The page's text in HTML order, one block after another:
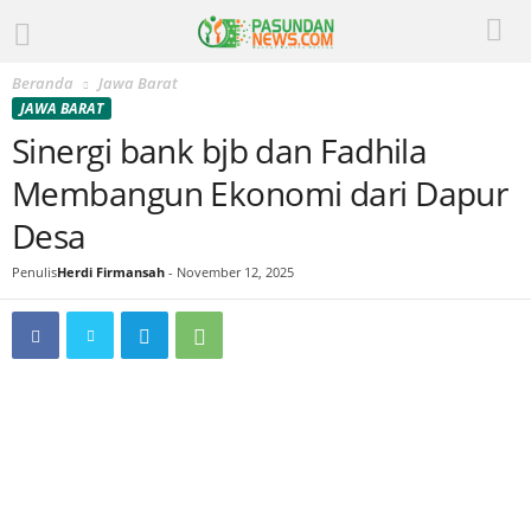
Beranda Jawa Barat
JAWA BARAT
Sinergi bank bjb dan Fadhila
Membangun Ekonomi dari Dapur
Desa
PenulisHerdi Firmansah - November 12, 2025